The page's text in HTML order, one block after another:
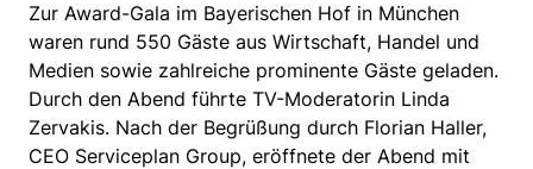
Zur Award-Gala im Bayerischen Hof in München
waren rund 550 Gäste aus Wirtschaft, Handel und
Medien sowie zahlreiche prominente Gäste geladen.
Durch den Abend führte TV-Moderatorin Linda
Zervakis. Nach der Begrüßung durch Florian Haller,
CEO Serviceplan Group, eröffnete der Abend mit